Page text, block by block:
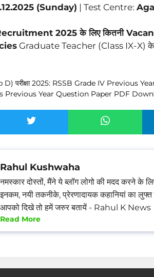
(Sunday) | Test Centre:
2025 के लिए कितनी
Graduate Teacher (Class IX-X) के
D) परीक्षा 2025: RSSB Grade IV Previous
Previous Year Question Paper PDF
Rahul Kushwaha
नमस्कार दोस्तों, मैंने ये ब्लॉग लोगो की मदद करने के
इनकम, नयी तकनीके, प्रेरणादायक कहानियां का लुफ्त
आपको दिखे तो हमें जरुर बतायें - Rahul K News
Read More